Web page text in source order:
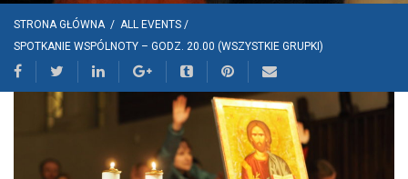
STRONA GŁÓWNA / ALL EVENTS /
SPOTKANIE WSPÓLNOTY – GODZ. 20.00 (WSZYSTKIE GRUPKI)